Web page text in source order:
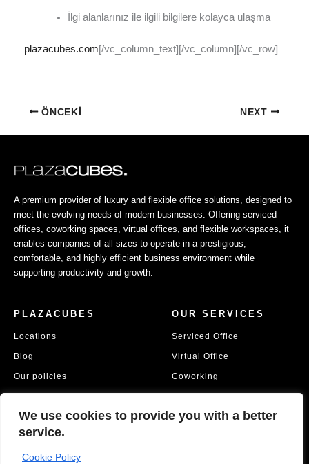
We use cookies to provide you with a better
service.
Cookie Policy
İlgi alanlarınız ile ilgili bilgilere kolayca ulaşma
plazacubes.com[/vc_column_text][/vc_column][/vc_row]
ÖNCEKI NEXT
A premium provider of luxury and flexible office solutions, designed to
meet the evolving needs of modern businesses. Offering serviced
offices, coworking spaces, virtual offices, and flexible workspaces, it
enables companies of all sizes to operate in a prestigious,
comfortable, and highly efficient business environment while
supporting productivity and growth.
PLAZACUBES
Locations
Blog
Our policies
KVKK
OUR SERVICES
Serviced Office
Virtual Office
Coworking